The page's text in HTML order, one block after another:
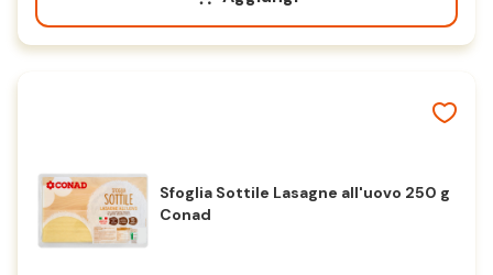
Sfoglia Sottile Lasagne all'uovo 250 g
Conad